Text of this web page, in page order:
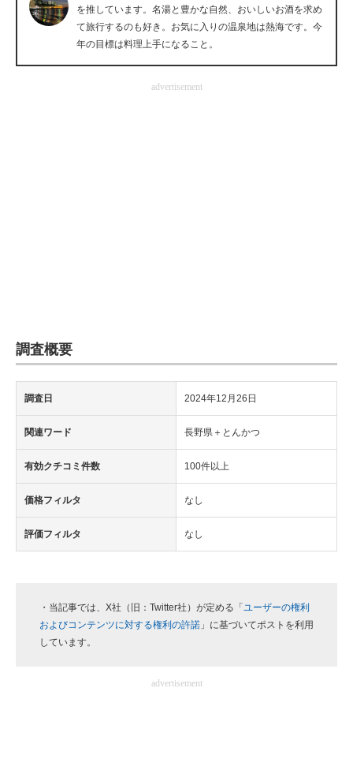
IT製品の技術・比較・事例
製造業のIT導入・活用を支援
モノづくり技術者専門サイト
を推しています。名湯と豊かな自然、おいしいお酒を求め
て旅行するのも好き。お気に入りの温泉地は熱海です。今
年の目標は料理上手になること。
advertisement
調査概要
調査日 2024年12月26日
関連ワード 長野県＋とんかつ
有効クチコミ件数 100件以上
価格フィルタ なし
評価フィルタ なし
・当記事では、X社（旧：Twitter社）が定める「 ユーザーの権利
およびコンテンツに対する権利の許諾 」に基づいてポストを利用
しています。
advertisement